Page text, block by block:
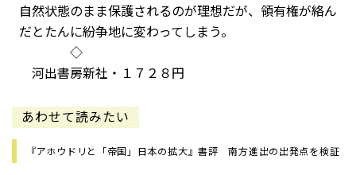
自然状態のまま保護されるのが理想だが、領有権が絡ん
だとたんに紛争地に変わってしまう。
◇
河出書房新社・１７２８円
あわせて読みたい
『アホウドリと「帝国」日本の拡大』書評 南方進出の出発点を検証